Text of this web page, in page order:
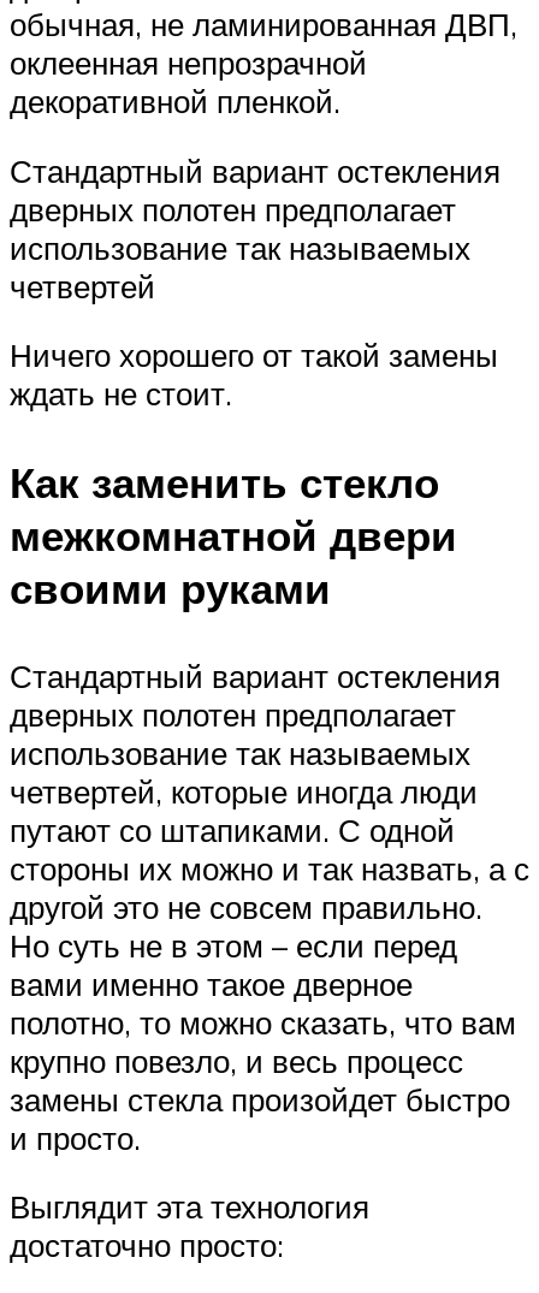
обычная, не ламинированная ДВП,
оклеенная непрозрачной
декоративной пленкой.
Стандартный вариант остекления
дверных полотен предполагает
использование так называемых
четвертей
Ничего хорошего от такой замены
ждать не стоит.
Как заменить стекло
межкомнатной двери
своими руками
Стандартный вариант остекления
дверных полотен предполагает
использование так называемых
четвертей, которые иногда люди
путают со штапиками. С одной
стороны их можно и так назвать, а с
другой это не совсем правильно.
Но суть не в этом – если перед
вами именно такое дверное
полотно, то можно сказать, что вам
крупно повезло, и весь процесс
замены стекла произойдет быстро
и просто.
Выглядит эта технология
достаточно просто: